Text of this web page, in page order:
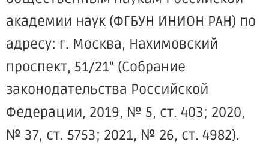
академии наук (ФГБУН ИНИОН РАН) по
адресу: г. Москва, Нахимовский
проспект, 51/21" (Собрание
законодательства Российской
Федерации, 2019, № 5, ст. 403; 2020,
№ 37, ст. 5753; 2021, № 26, ст. 4982).